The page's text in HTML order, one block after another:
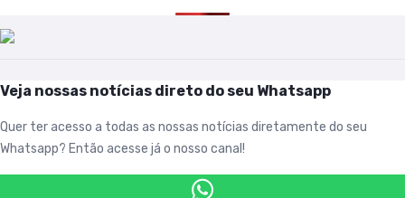
Veja nossas notícias direto do seu Whatsapp
Quer ter acesso a todas as nossas notícias diretamente do seu
Whatsapp? Então acesse já o nosso canal!